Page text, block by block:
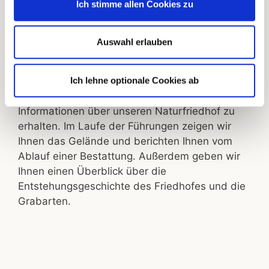
Ich stimme allen Cookies zu
Auswahl erlauben
Ich lehne optionale Cookies ab
ENTDECKEN SIE UNSEREN
NATURFRIEDHOF
Wir laden Sie herzlich dazu ein, an einer unserer
Führungen teilzunehmen und ausführliche
Informationen über unseren Naturfriedhof zu
erhalten. Im Laufe der Führungen zeigen wir
Ihnen das Gelände und berichten Ihnen vom
Ablauf einer Bestattung. Außerdem geben wir
Ihnen einen Überblick über die
Entstehungsgeschichte des Friedhofes und die
Grabarten.